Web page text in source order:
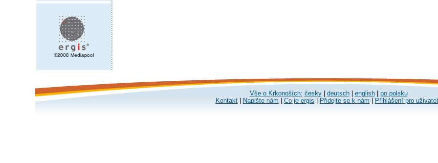
©2008 Mediapool
Vše o Krkonoších: česky| deutsch| english| po polsku
Kontakt
Napište nám Co je ergis Přidejte se k nám Přihlášení pro